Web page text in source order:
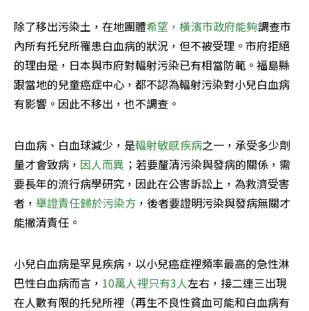
除了移出污染土，在地團體希望，橫濱市政府能夠調查市
內所有托兒所罹患白血病的狀況，但不被受理。市府拒絕
的理由是，日本與市府對輻射污染已有相當防範。福島縣
跟當地的兒童癌症中心，都不認為輻射污染對小兒白血病
有影響。因此不移出，也不調查。
白血病、白血球減少，是輻射敏感疾病之一，承受多少劑
量才會致病， 因人而異 ；若要釐清污染與發病的關係，需
要長年的流行病學研究，因此在公害訴訟上，為救濟受害
者， 舉證責任歸於污染方 ，後者要證明污染與發病無關才
能撇清責任。
小兒白血病是罕見疾病，以小兒癌症裡頻率最高的急性淋
巴性白血病而言， 10萬人裡只有3人左右，接二連三出現
在人數有限的托兒所裡（再生不良性貧血可能和白血病有